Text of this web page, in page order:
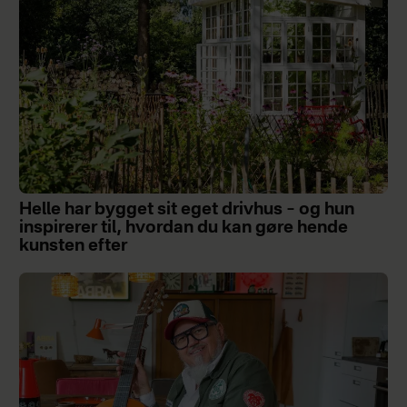
Helle har bygget sit eget drivhus – og hun
inspirerer til, hvordan du kan gøre hende
kunsten efter